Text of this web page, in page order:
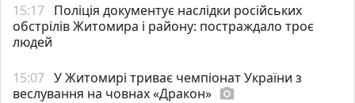
15:17 Поліція документує наслідки російських
обстрілів Житомира і району: постраждало троє
людей
15:07 У Житомирі триває чемпіонат України з
веслування на човнах «Дракон» photo_camera